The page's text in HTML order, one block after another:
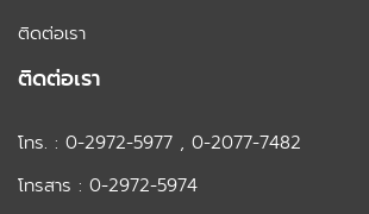
ติดต่อเรา
ติดต่อเรา
โทร. : 0-2972-5977 , 0-2077-7482
โทรสาร : 0-2972-5974